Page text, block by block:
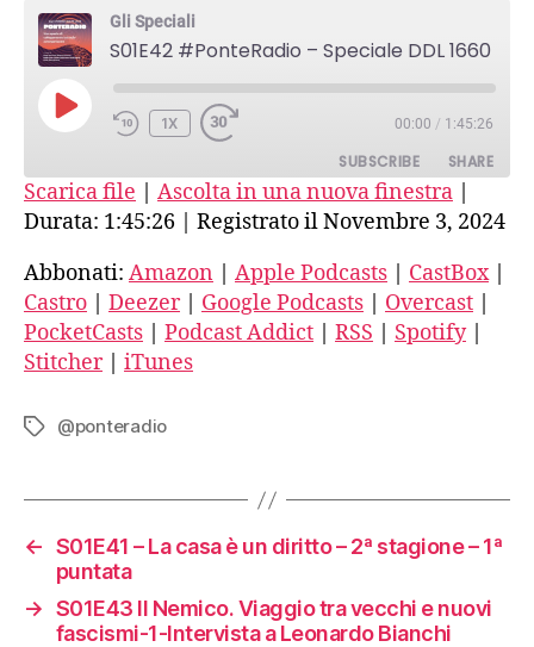
Speciale
Gli Speciali
S01E42 #PonteRadio – Speciale DDL 1660
PLAY
EPISODE
1X 00:00 / 1:45:26
SUBSCRIBE SHARE
Amazon Apple Podcasts
CastBox Castro
Deezer Google Podcasts
Overcast PocketCasts
Podcast Addict
SHARE
LINK
EMBED
Scarica file Ascolta in una nuova finestra
Durata: 1:45:26
Registrato il Novembre 3, 2024
Abbonati: Amazon Apple Podcasts CastBox|
Castro
Deezer| Google Podcasts Overcast
PocketCasts
Podcast Addict RSS Spotify|
Stitcher| iTunes
Tag @ponteradio
← S01E41 – La casa è un diritto – 2ª stagione – 1ª
puntata
→ S01E43 Il Nemico. Viaggio tra vecchi e nuovi
fascismi-1-Intervista a Leonardo Bianchi